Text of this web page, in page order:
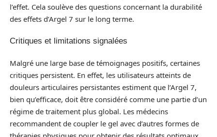
l’effet. Cela soulève des questions concernant la durabilité
des effets d’Argel 7 sur le long terme.
Critiques et limitations signalées
Malgré une large base de témoignages positifs, certaines
critiques persistent. En effet, les utilisateurs atteints de
douleurs articulaires persistantes estiment que l’Argel 7,
bien qu’efficace, doit être considéré comme une partie d’un
régime de traitement plus global. Les médecins
recommandent de coupler le gel avec d’autres formes de